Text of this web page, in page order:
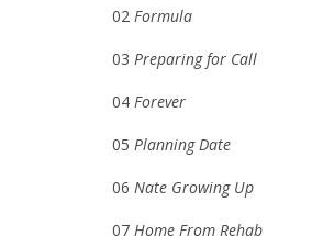
02 Formula
03 Preparing for Call
04 Forever
05 Planning Date
06 Nate Growing Up
07 Home From Rehab